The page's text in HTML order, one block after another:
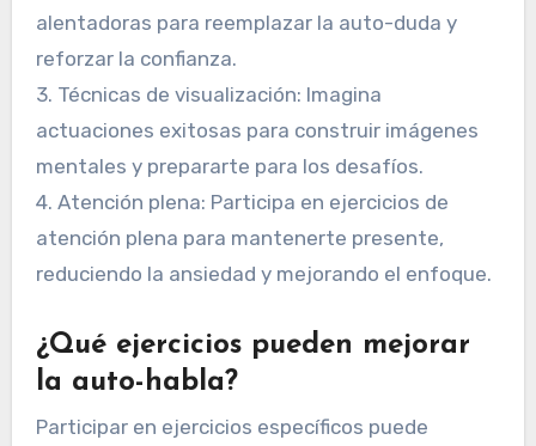
alentadoras para reemplazar la auto-duda y
reforzar la confianza.
3. Técnicas de visualización: Imagina
actuaciones exitosas para construir imágenes
mentales y prepararte para los desafíos.
4. Atención plena: Participa en ejercicios de
atención plena para mantenerte presente,
reduciendo la ansiedad y mejorando el enfoque.
¿Qué ejercicios pueden mejorar
la auto-habla?
Participar en ejercicios específicos puede